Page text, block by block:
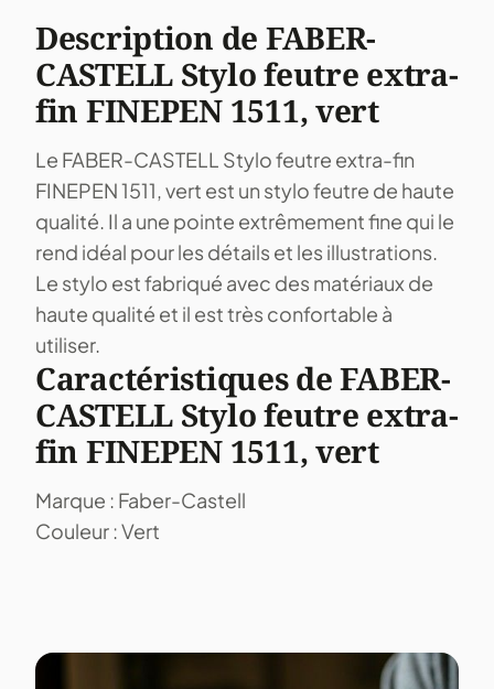
Description de FABER-
CASTELL Stylo feutre extra-
fin FINEPEN 1511, vert
Le FABER-CASTELL Stylo feutre extra-fin
FINEPEN 1511, vert est un stylo feutre de haute
qualité. Il a une pointe extrêmement fine qui le
rend idéal pour les détails et les illustrations.
Le stylo est fabriqué avec des matériaux de
haute qualité et il est très confortable à
utiliser.
Caractéristiques de FABER-
CASTELL Stylo feutre extra-
fin FINEPEN 1511, vert
Marque : Faber-Castell
Couleur : Vert